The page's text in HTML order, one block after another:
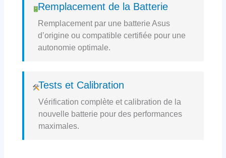
Remplacement de la Batterie
Remplacement par une batterie Asus
d’origine ou compatible certifiée pour une
autonomie optimale.
Tests et Calibration
Vérification complète et calibration de la
nouvelle batterie pour des performances
maximales.